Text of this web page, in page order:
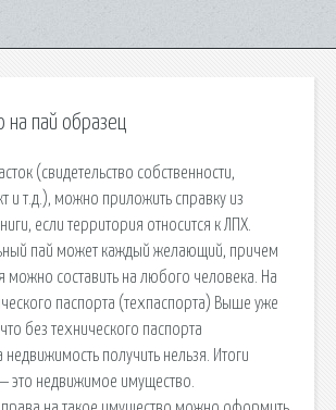
на пай образец
(свидетельство собственности,
и т.д.), можно приложить справку из
если территория относится к ЛПХ.
пай может каждый желающий, причем
можно составить на любого человека. На
паспорта (техпаспорта) Выше уже
без технического паспорта
недвижимость получить нельзя. Итоги
это недвижимое имущество.